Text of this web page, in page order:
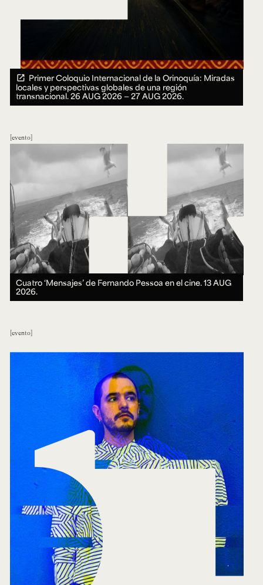
Primer Coloquio Internacional de la Orinoquía: Miradas
locales y perspectivas globales de una región
transnacional.26 AUG 2026 ― 27 AUG 2026.
evento
Cuatro ‘Mensajes’ de Fernando Pessoa en el cine.13 AUG
2026.
evento